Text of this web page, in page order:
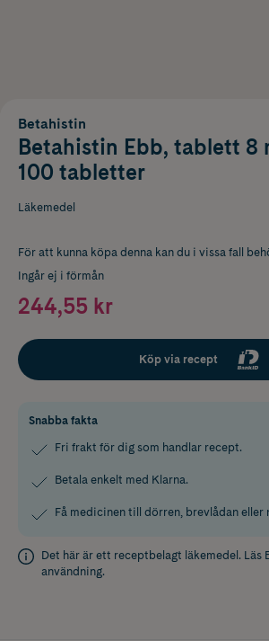
Betahistin
Betahistin Ebb, tablett 8
100 tabletter
Läkemedel
För att kunna köpa denna kan du i vissa fall
Ingår ej i förmån
244,55 kr
Köp via recept
Snabba fakta
Fri frakt för dig som handlar recept.
Betala enkelt med Klarna.
Få medicinen till dörren, brevlådan eller
Det här är ett receptbelagt läkemedel. Läs
användning.